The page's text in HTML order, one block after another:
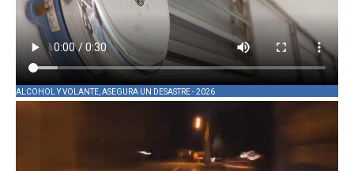
ALCOHOL Y VOLANTE, ASEGURA UN DESASTRE - 2026